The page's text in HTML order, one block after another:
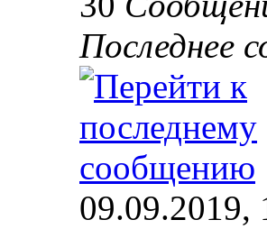
Последнее
09.09.2019,